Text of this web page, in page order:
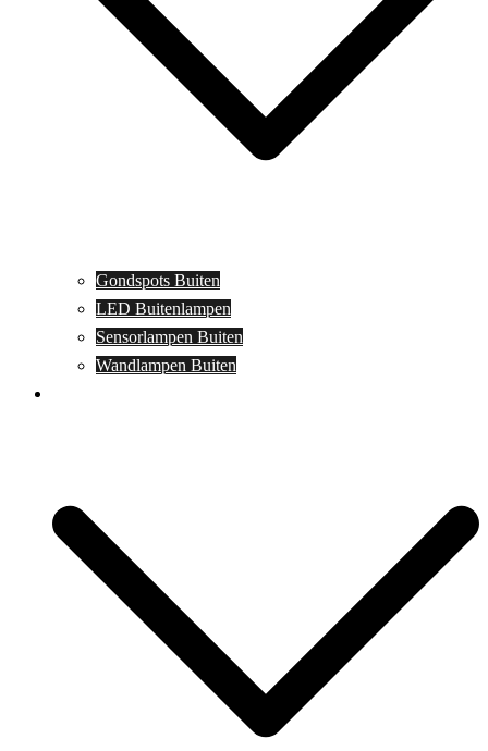
Gondspots Buiten
LED Buitenlampen
Sensorlampen Buiten
Wandlampen Buiten